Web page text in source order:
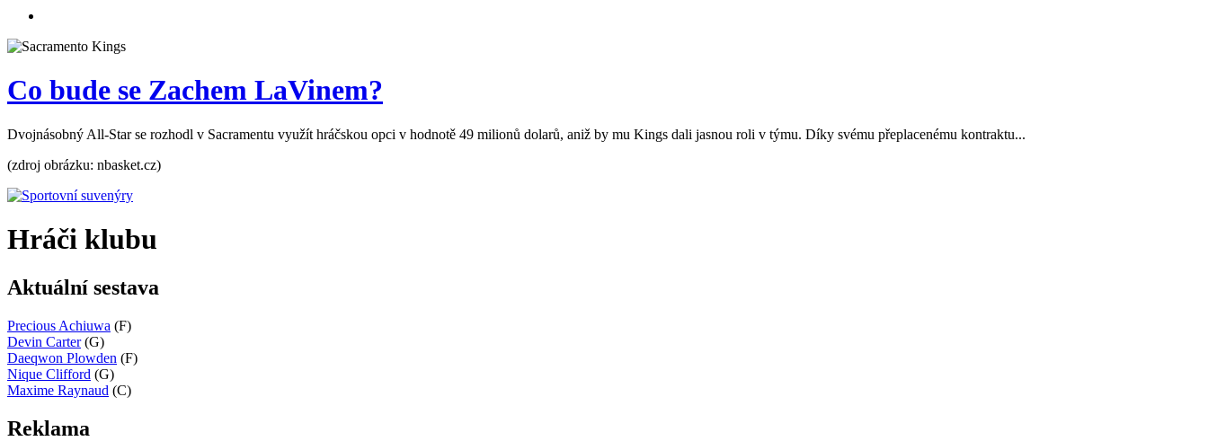
Co bude se Zachem LaVinem?
Dvojnásobný All-Star se rozhodl v Sacramentu využít hráčskou opci v hodnotě 49 milionů dolarů, aniž by mu Kings dali jasnou roli v týmu. Díky svému přeplacenému kontraktu...
(zdroj obrázku: nbasket.cz)
Hráči klubu
Aktuální sestava
Precious Achiuwa (F)
Devin Carter(G)
Daeqwon Plowden (F)
Nique Clifford (G)
Maxime Raynaud (C)
Reklama